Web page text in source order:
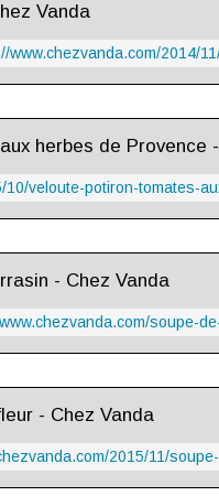
Vanda
www.chezvanda.com/2014/
herbes de Provence
- Chez Vanda
soupe-
- Chez Vanda
2015/11/